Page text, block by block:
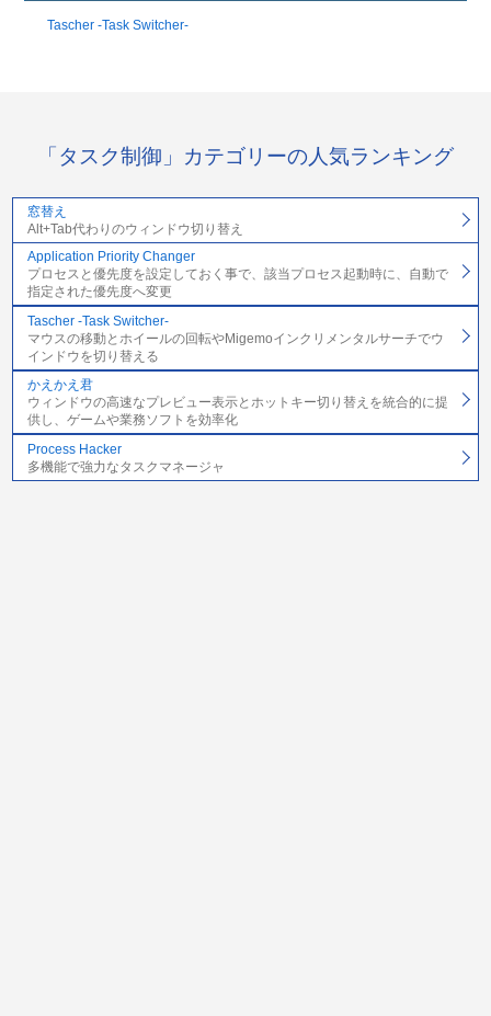
Tascher -Task Switcher-
「タスク制御」カテゴリーの人気ランキング
窓替え
Alt+Tab代わりのウィンドウ切り替え
Application Priority Changer
プロセスと優先度を設定しておく事で、該当プロセス起動時に、自動で
指定された優先度へ変更
Tascher -Task Switcher-
マウスの移動とホイールの回転やMigemoインクリメンタルサーチでウ
インドウを切り替える
かえかえ君
ウィンドウの高速なプレビュー表示とホットキー切り替えを統合的に提
供し、ゲームや業務ソフトを効率化
Process Hacker
多機能で強力なタスクマネージャ